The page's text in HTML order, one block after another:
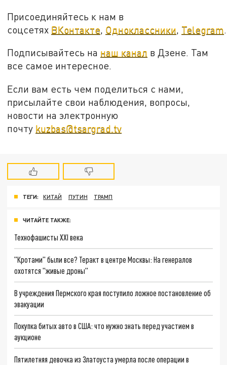
Присоединяйтесь к нам в
соцсетях ВКонтакте, Одноклассники, Telegram.
Подписывайтесь на наш канал в Дзене. Там
все самое интересное.
Если вам есть чем поделиться с нами,
присылайте свои наблюдения, вопросы,
новости на электронную
почту kuzbas@tsargrad.tv
ТЕГИ: КИТАЙ ПУТИН ТРАМП
ЧИТАЙТЕ ТАКЖЕ:
Технофашисты XXI века
"Кротами" были все? Теракт в центре Москвы: На генералов
охотятся "живые дроны"
В учреждения Пермского края поступило ложное постановление об
эвакуации
Покупка битых авто в США: что нужно знать перед участием в
аукционе
Пятилетняя девочка из Златоуста умерла после операции в